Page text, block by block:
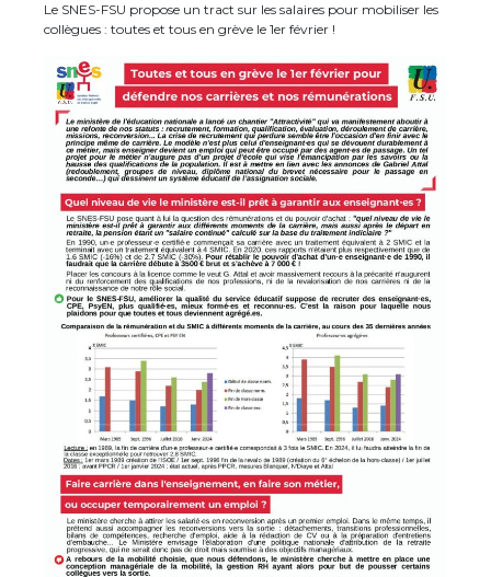
Le SNES-FSU propose un tract sur les salaires pour mobiliser les
collègues : toutes et tous en grève le 1er février !